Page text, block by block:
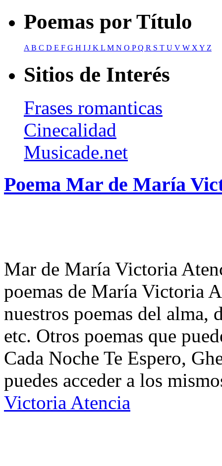
Poemas por Título
A B C D E F G H I J K L M N O PQ R S T U V W X Y Z
Sitios de Interés
Frases romanticas
Cinecalidad
Musicade.net
Poema Mar de María
Mar de María Victoria
poemas de María Victoria
nuestros poemas del alma,
etc. Otros poemas que
Cada Noche Te Espero,
puedes acceder a los
Victoria Atencia